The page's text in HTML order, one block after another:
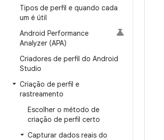
Tipos de perfil e quando cada
um é útil
Android Performance
Analyzer (APA)
Criadores de perfil do Android
Studio
Criação de perfil e
rastreamento
Escolher o método de
criação de perfil certo
Capturar dados reais do